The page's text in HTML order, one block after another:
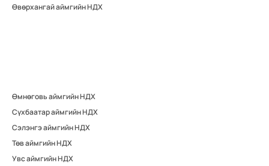
Өвөрхангай аймгийн НДХ
Өмнөговь аймгийн НДХ
Сүхбаатар аймгийн НДХ
Сэлэнгэ аймгийн НДХ
Төв аймгийн НДХ
Увс аймгийн НДХ